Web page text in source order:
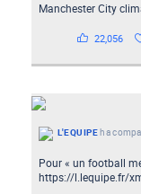
Manchester City
22,056
L'EQUIPEha
Pour « un football
https://l.lequipe.fr/